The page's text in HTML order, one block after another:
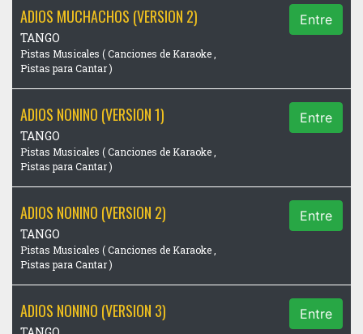
ADIOS MUCHACHOS (VERSION 2)
TANGO
Pistas Musicales ( Canciones de Karaoke ,
Pistas para Cantar )
Entre
ADIOS NONINO (VERSION 1)
TANGO
Pistas Musicales ( Canciones de Karaoke ,
Pistas para Cantar )
Entre
ADIOS NONINO (VERSION 2)
TANGO
Pistas Musicales ( Canciones de Karaoke ,
Pistas para Cantar )
Entre
ADIOS NONINO (VERSION 3) Entre